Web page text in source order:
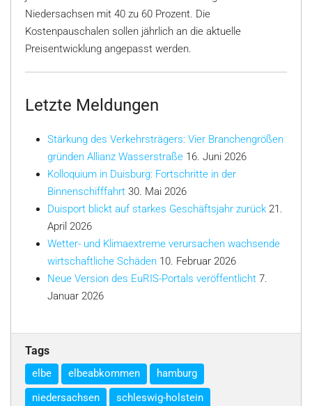
Niedersachsen mit 40 zu 60 Prozent. Die
Kostenpauschalen sollen jährlich an die aktuelle
Preisentwicklung angepasst werden.
Letzte Meldungen
Stärkung des Verkehrsträgers: Vier Branchengrößen
gründen Allianz Wasserstraße 16. Juni 2026
Kolloquium in Duisburg: Fortschritte in der
Binnenschifffahrt 30. Mai 2026
Duisport blickt auf starkes Geschäftsjahr zurück 21.
April 2026
Wetter- und Klimaextreme verursachen wachsende
wirtschaftliche Schäden 10. Februar 2026
Neue Version des EuRIS-Portals veröffentlicht 7.
Januar 2026
Tags
elbe elbeabkommen
hamburg
niedersachsen
schleswig-holstein